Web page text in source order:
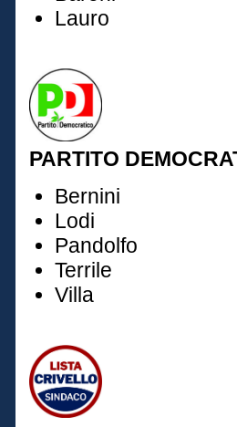
Lauro
PARTITO
Bernini
Lodi
Pandolfo
Terrile
Villa